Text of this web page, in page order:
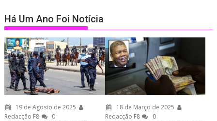
Há Um Ano Foi Notícia
19 de Agosto de 2025
Redacção F8
0
18 de Março de 2025
Redacção F8
0